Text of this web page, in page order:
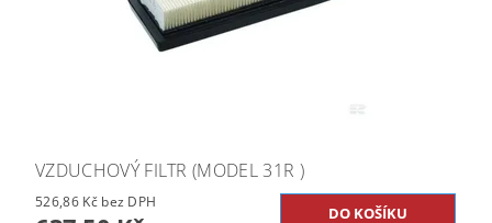
VZDUCHOVÝ FILTR (MODEL 31R )
526,86 Kč bez DPH